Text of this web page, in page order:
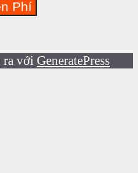
ra với GeneratePress